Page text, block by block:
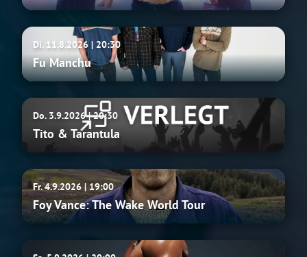
Fu
Manchu
Di. 11.8.2026 | 20:30
Fu Manchu
Tito
Tarantula
Do. 3.9.2026 | 20:30
Tito & Tarantula
Foy
Vance:
The
World
Fr. 4.9.2026 | 19:00
Foy Vance: The Wake World Tour
Farid